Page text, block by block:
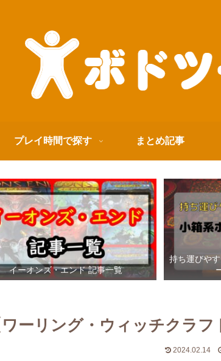
プレイ時間で探す まとめ記事
イーオンズ・エンド 記事一覧
持ち運びや
ーリング・ウィッチクラフ
2024.02.14